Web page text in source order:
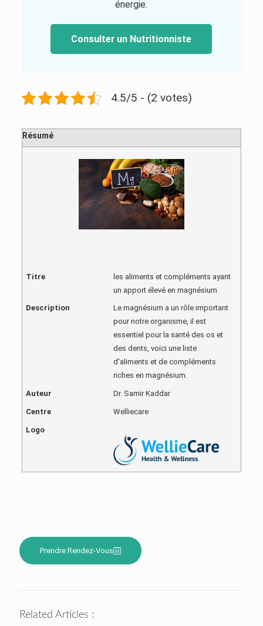
énergie.
Consulter un Nutritionniste
4.5/5 - (2 votes)
Résumé
Titre
les aliments et compléments ayant
un apport élevé en magnésium
Description
Le magnésium a un rôle important
pour notre organisme, il est
essentiel pour la santé des os et
des dents, voici une liste
d'aliments et de compléments
riches en magnésium.
Auteur Dr. Samir Kaddar
Centre Welliecare
Logo
Prendre Rendez-Vous
Related Articles :